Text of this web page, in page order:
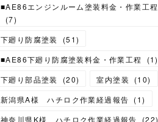
■AE86エンジンルーム塗装料金・作業工程
(7)
下廻り防腐塗装
(51)
■AE86下廻り防腐塗装料金・作業工程
(1)
下廻り部品塗装
(20) 室内塗装 (10)
新潟県A様 ハチロク作業経過報告 (1)
神奈川県K様 ハチロク作業経過報告
(22)